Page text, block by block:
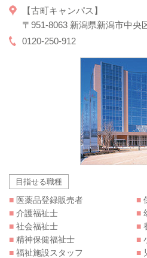
【古町キャンパス】
〒951-8063 新潟県新潟市中央
0120-250-912
目指せる職種
■ 医薬品登録販売者
■ 介護福祉士
■ 社会福祉士
■ 精神保健福祉士
■ 福祉施設スタッフ
■
■
■
■
■